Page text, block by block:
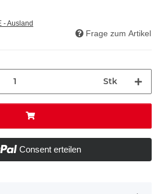
- Ausland
Frage zum Artikel
Stk
Consent erteilen